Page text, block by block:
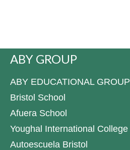
ABY GROUP
ABY EDUCATIONAL GROUP
Bristol School
Afuera School
Youghal International College
Autoescuela Bristol